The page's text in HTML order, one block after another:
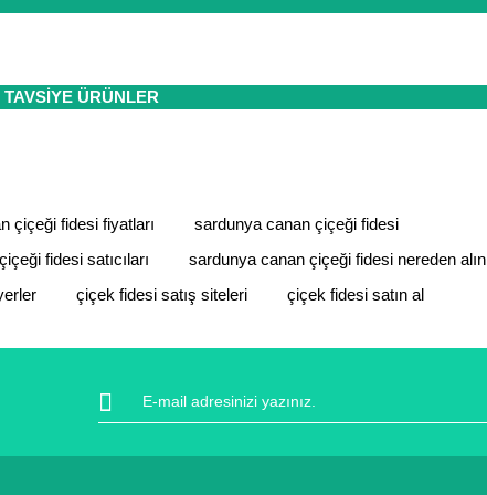
gördüğünüz noktaları öneri formunu kullanarak tarafımıza
TAVSİYE ÜRÜNLER
çiçeği fidesi fiyatları
sardunya canan çiçeği fidesi
fidesi satıcıları
sardunya canan çiçeği fidesi nereden
çiçek fidesi satış siteleri çiçek fidesi satın al